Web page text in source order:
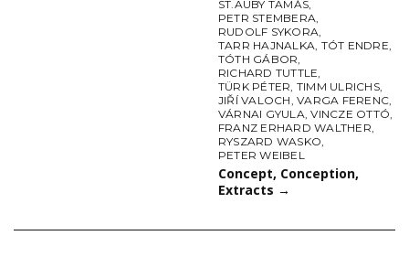
ST.AUBY TAMÁS,
PETR STEMBERA,
RUDOLF SYKORA,
TARR HAJNALKA, TÓT ENDRE,
TÓTH GÁBOR,
RICHARD TUTTLE,
TÜRK PÉTER, TIMM ULRICHS,
JIŘÍ VALOCH,VARGA FERENC,
VÁRNAI GYULA,VINCZE OTTÓ,
FRANZ ERHARD WALTHER,
RYSZARD WASKO,
PETER WEIBEL
Concept, Conception,
Extracts →